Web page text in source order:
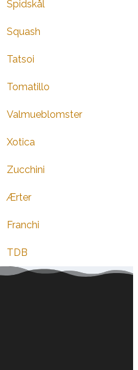
Spidskål
Squash
Tatsoi
Tomatillo
Valmueblomster
Xotica
Zucchini
Ærter
Franchi
TDB